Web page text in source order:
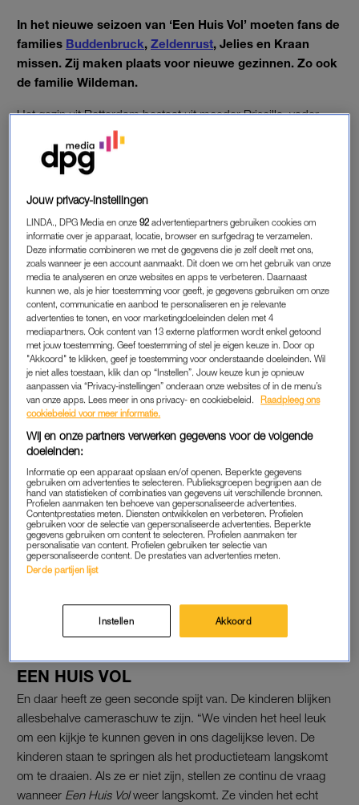
In het nieuwe seizoen van ‘Een Huis Vol’ moeten fans de
families Buddenbruck, Zeldenrust, Jelies en Kraan
missen. Zij maken plaats voor nieuwe gezinnen. Zo ook
de familie Wildeman.
Het gezin uit Rotterdam bestaat uit moeder Priscilla, vader
Lukas en zeven kinderen.
Priscilla is moeder van alle koters, Lukas is vader van de
laatste twee. Al zijn ze een samengesteld gezin; ze voelen zich
één grote familie. Als het aan Priscilla en Lukas ligt, is de
familie nog niet compleet. Zij zouden dolgraag nog een achtste
kindje krijgen, vertellen ze aan KRO-NCRV. Hoe meer zielen,
hoe meer vreugd.
Toen de familie Wildeman werd benaderd voor het
programma, moest Priscilla nog even nadenken. “Ik dacht
meteen van, nee, ik ga niet met mijn hoofd op televisie. Maar
toen ik het hier thuis met Lukas en de kinderen deelde, was
iedereen gelijk enthousiast. Het is een kans die je niet vaak
krijgt, om aan zoiets mee te mogen doen. Te mogen beleven
hoe het is om door camera’s gevolgd te worden. Die
a-lifetime-kans, naast het feit dat de kinderen en Lukas vóór
waren, gaf de doorslag om mee te doen.”
Familie Jelies uit 'Een Huis Vol'
verlaat de polder voor Spaanse
EEN HUIS VOL
En daar heeft ze geen seconde spijt van. De kinderen blijken
allesbehalve cameraschuw te zijn. “We vinden het heel leuk
om een kijkje te kunnen geven in ons dagelijkse leven. De
kinderen staan te springen als het productieteam langskomt
om te draaien. Als ze er niet zijn, stellen ze continu de vraag
wanneer Een Huis Volweer langskomt. Ze vinden het echt
Jouw privacy-instellingen
LINDA., DPG Media en onze92 advertentiepartners gebruiken cookies om
informatie over je apparaat, locatie, browser en surfgedrag te verzamelen.
Deze informatie combineren we met de gegevens die je zelf deelt met ons,
zoals wanneer je een account aanmaakt. Dit doen we om het gebruik van onze
media te analyseren en onze websites en apps te verbeteren. Daarnaast
kunnen we, als je hier toestemming voor geeft, je gegevens gebruiken om onze
content, communicatie en aanbod te personaliseren en je relevante
advertenties te tonen, en voor marketingdoeleinden delen met 4
mediapartners. Ook content van 13 externe platformen wordt enkel getoond
met jouw toestemming. Geef toestemming of stel je eigen keuze in. Door op
"Akkoord" te klikken, geef je toestemming voor onderstaande doeleinden. Wil
je niet alles toestaan, klik dan op “Instellen”. Jouw keuze kun je opnieuw
aanpassen via “Privacy-instellingen” onderaan onze websites of in de menu’s
van onze apps. Lees meer in ons privacy- en cookiebeleid.
Raadpleeg ons
cookiebeleid voor meer informatie.
Wij en onze partners verwerken gegevens voor de volgende
doeleinden:
Informatie op een apparaat opslaan en/of openen. Beperkte gegevens
gebruiken om advertenties te selecteren. Publieksgroepen begrijpen aan de
hand van statistieken of combinaties van gegevens uit verschillende bronnen.
Profielen aanmaken ten behoeve van gepersonaliseerde advertenties.
Contentprestaties meten. Diensten ontwikkelen en verbeteren. Profielen
gebruiken voor de selectie van gepersonaliseerde advertenties. Beperkte
gegevens gebruiken om content te selecteren. Profielen aanmaken ter
personalisatie van content. Profielen gebruiken ter selectie van
gepersonaliseerde content. De prestaties van advertenties meten.
Derde partijen lijst
Instellen Akkoord